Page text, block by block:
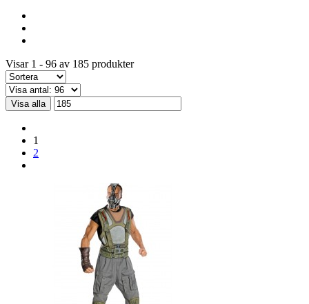
Visar 1 - 96 av 185 produkter
Visa alla
1
2